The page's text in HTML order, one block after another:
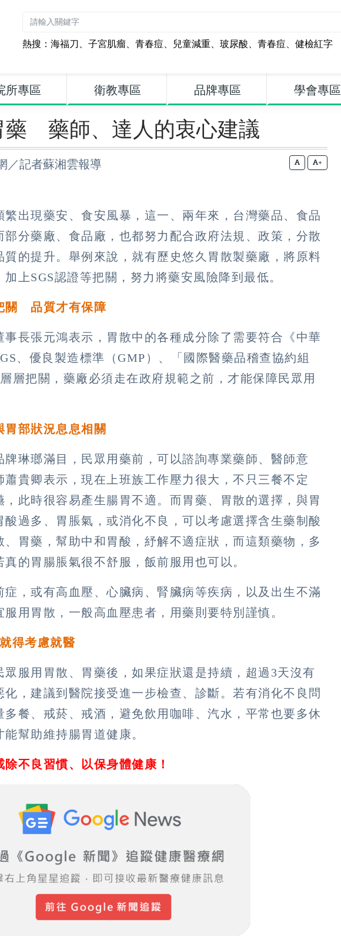
熱搜： 海福刀 、 子宮肌瘤、 青春痘、 兒童減重、 玻尿酸、 青春痘、 健檢紅字
所專區 衛教專區 品牌專區 學會專區
藥 藥師、達人的衷心建議
／記者蘇湘雲報導 +
繁出現藥安、食安風暴，這一、兩年來，台灣藥品、食品
分藥廠、食品廠，也都努力配合政府法規、政策，分散
質的提升。舉例來說，就有歷史悠久胃散製藥廠，將原料
上SGS認證等把關，努力將藥安風險降到最低。
關 品質才有保障
事長張元鴻表示，胃散中的各種成分除了需要符合《中華
、優良製造標準（GMP）、「國際醫藥品稽查協約組
層把關，藥廠必須走在政府規範之前，才能保障民眾用
部狀況息息相關
琳瑯滿目，民眾用藥前，可以諮詢專業藥師、醫師意
蕭貴卿表示，現在上班族工作壓力很大，不只三餐不定
此時很容易產生腸胃不適。而胃藥、胃散的選擇，與胃
過多、胃脹氣，或消化不良，可以考慮選擇含生藥制酸
胃藥，幫助中和胃酸，紓解不適症狀，而這類藥物，多
的胃腸脹氣很不舒服，飯前服用也可以。
症，或有高血壓、心臟病、腎臟病等疾病，以及出生不滿
用胃散，一般高血壓患者，用藥則要特別謹慎。
得考慮就醫
服用胃散、胃藥後，如果症狀還是持續，超過3天沒有
，建議到醫院接受進一步檢查、診斷。若有消化不良問
多餐、戒菸、戒酒，避免飲用咖啡、汽水，平常也要多休
幫助維持腸胃道健康。
除不良習慣、以保身體健康！